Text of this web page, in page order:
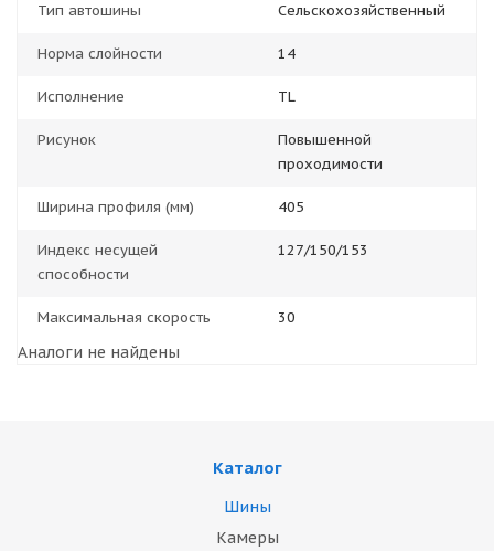
Тип автошины Сельскохозяйственный
Норма слойности 14
Исполнение TL
Рисунок
Повышенной
проходимости
Ширина профиля (мм) 405
Индекс несущей
способности
127/150/153
Максимальная скорость 30
Аналоги не найдены
Каталог
Шины
Камеры